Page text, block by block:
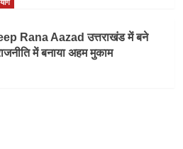
Rana Aazad उत्तराखंड में बने
में बनाया अहम मुकाम